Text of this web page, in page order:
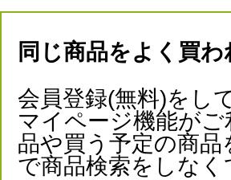
同じ商品をよく買
会員登録(無料)をし
マイページ機能が
品や買う予定の商
で商品検索をしな